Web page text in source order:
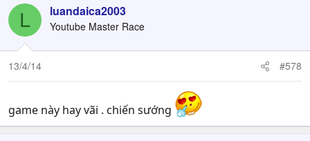
L luandaica2003
Youtube Master Race
13/4/14 #578
game này hay vãi . chiến sướng